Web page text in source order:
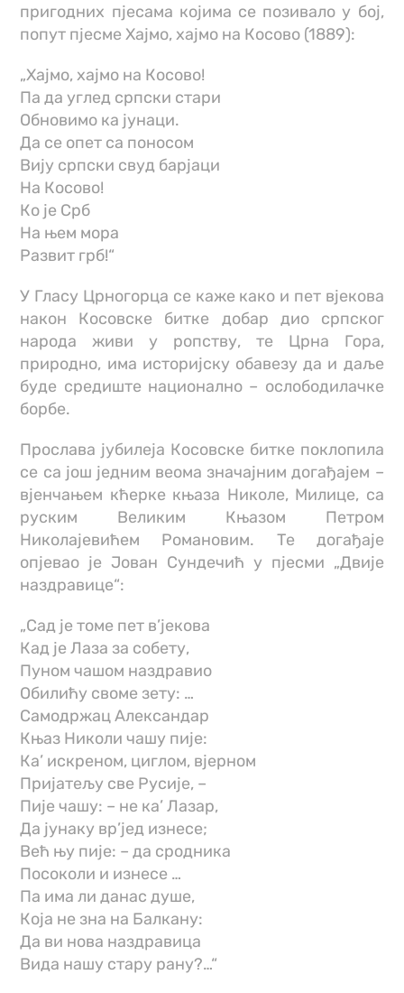
пригодних пјесама којима се позивало у бој,
попут пјесме Хајмо, хајмо на Косово (1889):
„Хајмо, хајмо на Косово!
Па да углед српски стари
Обновимо ка јунаци.
Да се опет са поносом
Вију српски свуд барјаци
На Косово!
Ко је Срб
На њем мора
Развит грб!“
У Гласу Црногорца се каже како и пет вјекова
након Косовске битке добар дио српског
народа живи у ропству, те Црна Гора,
природно, има историјску обавезу да и даље
буде средиште национално – ослободилачке
борбе.
Прослава јубилеја Косовске битке поклопила
се са још једним веома значајним догађајем –
вјенчањем кћерке књаза Николе, Милице, са
руским Великим Књазом Петром
Николајевићем Романовим. Те догађаје
опјевао је Јован Сундечић у пјесми „Двије
наздравице“:
„Сад је томе пет в’јекова
Кад је Лаза за собету,
Пуном чашом наздравио
Обилићу своме зету: …
Самодржац Александар
Књаз Николи чашу пије:
Ка’ искреном, циглом, вјерном
Пријатељу све Русије, –
Пије чашу: – не ка’ Лазар,
Да јунаку вр’јед изнесе;
Већ њу пије: – да сродника
Посоколи и изнесе …
Па има ли данас душе,
Која не зна на Балкану:
Да ви нова наздравица
Вида нашу стару рану?…“